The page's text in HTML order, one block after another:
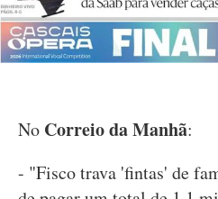
No Correio da Manhã:
- "Fisco trava 'fintas' de